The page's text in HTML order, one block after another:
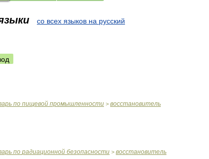
со всех языков на русский
по пищевой промышленности > восстановитель
по радиационной безопасности > восстановитель